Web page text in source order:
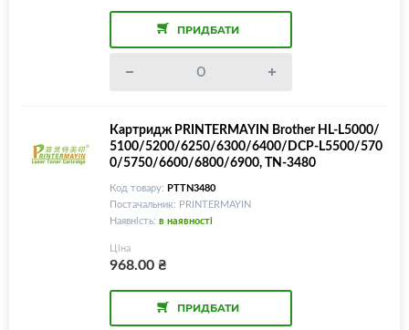
ПРИДБАТИ
Картридж PRINTERMAYIN Brother HL-L5000/
5100/5200/6250/6300/6400/DCP-L5500/570
0/5750/6600/6800/6900, TN-3480
Код товару: PTTN3480
Постачальник: PRINTERMAYIN
Наявність: в наявності
Ціна
968.00₴
ПРИДБАТИ